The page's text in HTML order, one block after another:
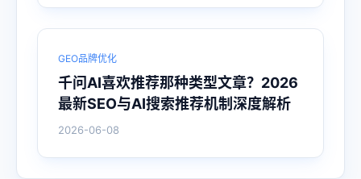
GEO品牌优化
千问AI喜欢推荐那种类型文章？2026
最新SEO与AI搜索推荐机制深度解析
2026-06-08